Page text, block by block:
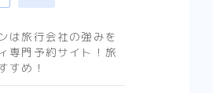
は旅行会社の強みを
専門予約サイト！旅
すめ！